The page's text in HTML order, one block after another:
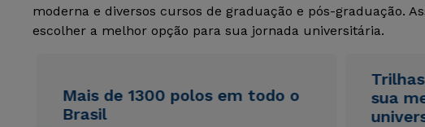
moderna e diversos cursos de graduação e pós-graduação.
escolher a melhor opção para sua jornada universitária.
Mais de 1300 polos em todo o
Brasil
sua